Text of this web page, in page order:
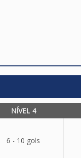
NÍVEL 4
6 - 10 gols